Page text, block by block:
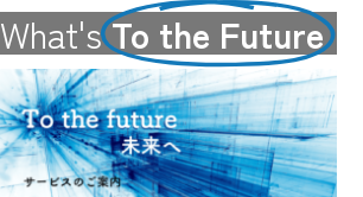
What'sTo the Future